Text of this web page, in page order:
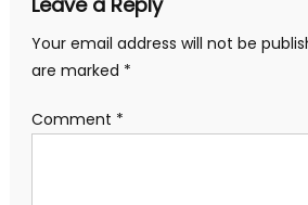
Your email address will not be
are marked *
Comment *